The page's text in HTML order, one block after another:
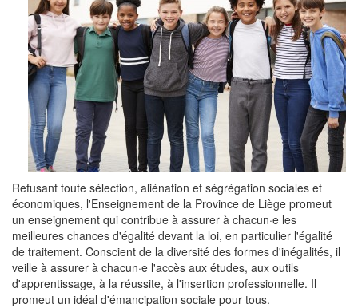
Refusant toute sélection, aliénation et ségrégation sociales et
économiques, l'Enseignement de la Province de Liège promeut
un enseignement qui contribue à assurer à chacun·e les
meilleures chances d'égalité devant la loi, en particulier l'égalité
de traitement. Conscient de la diversité des formes d'inégalités, il
veille à assurer à chacun·e l'accès aux études, aux outils
d'apprentissage, à la réussite, à l'insertion professionnelle. Il
promeut un idéal d'émancipation sociale pour tous.